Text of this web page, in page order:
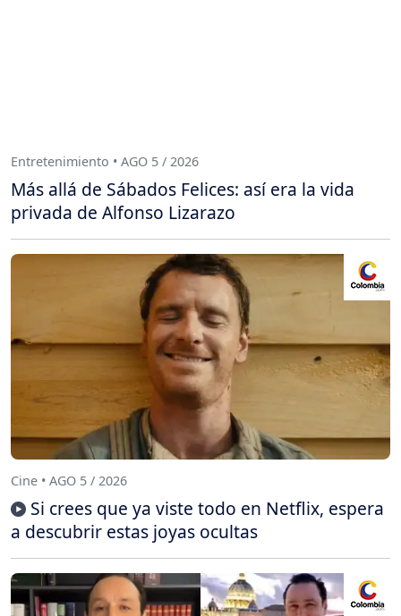
Entretenimiento • AGO 5 / 2026
Más allá de Sábados Felices: así era la vida
privada de Alfonso Lizarazo
Cine • AGO 5 / 2026
Si crees que ya viste todo en Netflix, espera
a descubrir estas joyas ocultas